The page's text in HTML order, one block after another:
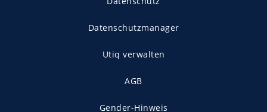
Datenschutzmanager
Utiq verwalten
AGB
Gender-Hinweis